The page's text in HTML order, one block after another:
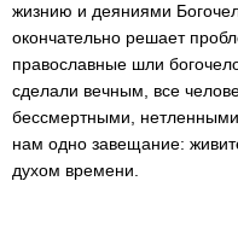
жизнию и деяниями
окончательно решает
православные шли
сделали вечным, все
бессмертными,
нам одно завещание:
духом времени.